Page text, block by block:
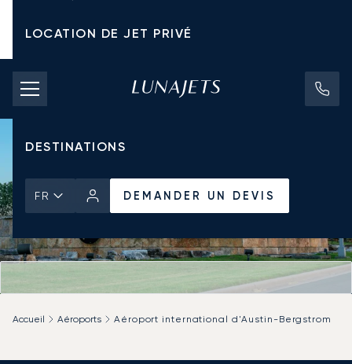
LOCATION DE JET PRIVÉ
TARIFS D'AFFRÈTEMENT
JETS PRIVÉS
DESTINATIONS
FR DEMANDER UN DEVIS
Accueil Aéroports Aéroport international d'Austin-Bergstrom